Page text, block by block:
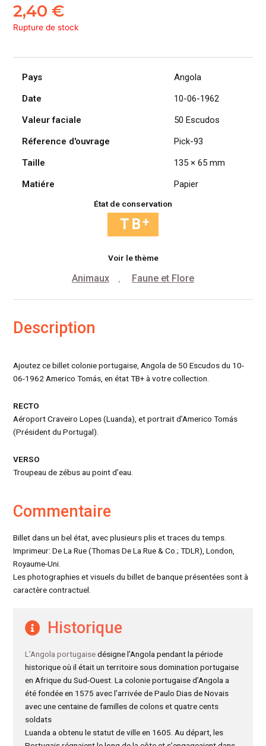
2,40€
Rupture de stock
Pays
Angola
Date
10-06-1962
Valeur faciale
50 Escudos
Réference d'ouvrage
Pick-93
Taille
135 × 65 mm
Matiére
Papier
État de conservation
Voir le thème
Animaux , Faune et Flore
Description
Ajoutez ce billet colonie portugaise, Angola de 50 Escudos du 10-
06-1962 Americo Tomás, en état TB+ à votre collection.
RECTO
Aéroport Craveiro Lopes (Luanda), et portrait d’Americo Tomás
(Président du Portugal).
VERSO
Troupeau de zébus au point d’eau.
Commentaire
Billet dans un bel état, avec plusieurs plis et traces du temps.
Imprimeur: De La Rue (Thomas De La Rue & Co.; TDLR), London,
Royaume-Uni.
Les photographies et visuels du billet de banque présentées sont à
caractère contractuel.
Historique
L’Angola portugaisedésigne l’Angola pendant la période
historique où il était un territoire sous domination portugaise
en Afrique du Sud-Ouest. La colonie portugaise d’Angola a
été fondée en 1575 avec l’arrivée de Paulo Dias de Novais
avec une centaine de familles de colons et quatre cents
soldats
Luanda a obtenu le statut de ville en 1605. Au départ, les